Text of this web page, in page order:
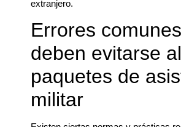
extranjero.
Errores
deben evitarse
paquetes de
militar